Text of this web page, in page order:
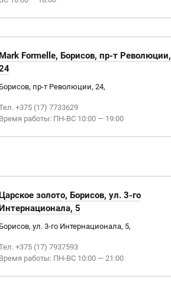
Mark Formelle, Борисов, пр-т Революции,
Борисов, пр-т Революции, 24,
+375 (17) 7733629
Время работы: ПН-ВС 10:00 — 19:00
золото, Борисов, ул. 3-го
5
Борисов, ул. 3-го Интернационала, 5,
+375 (17) 7937593
Время работы: ПН-ВС 10:00 — 21:00